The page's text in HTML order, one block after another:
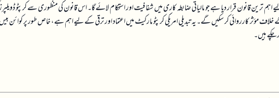
ترین قانون قرار دیا ہے جو مالیاتی ضابطہ کاری میں شفافیت اور استحکام لائے گا۔ اس قانون کی منظوری سے کرپٹو
مؤثر کارروائی کر سکیں گے۔ یہ تبدیلی امریکی کرپٹو مارکیٹ میں اعتماد اور ترقی کے لیے اہم ہے، خاص طور پر کوائن
چکے ہیں۔